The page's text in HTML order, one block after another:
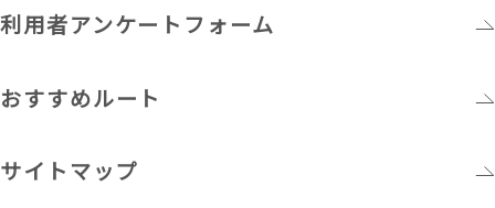
利用者アンケートフォーム
おすすめルート
サイトマップ